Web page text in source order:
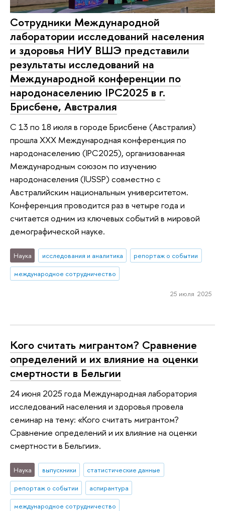
Сотрудники Международной
лаборатории исследований населения
и здоровья НИУ ВШЭ представили
результаты исследований на
Международной конференции по
народонаселению IPC2025 в г.
Брисбене, Австралия
С 13 по 18 июля в городе Брисбене (Австралия)
прошла XXX Международная конференция по
народонаселению (IPC2025), организованная
Международным союзом по изучению
народонаселения (IUSSP) совместно с
Австралийским национальным университетом.
Конференция проводится раз в четыре года и
считается одним из ключевых событий в мировой
демографической науке.
Наука исследования и аналитика
репортаж о событии
международное сотрудничество
25 июля 2025
Кого считать мигрантом? Сравнение
определений и их влияние на оценки
смертности в Бельгии
24 июня 2025 года Международная лаборатория
исследований населения и здоровья провела
семинар на тему: «Кого считать мигрантом?
Сравнение определений и их влияние на оценки
смертности в Бельгии».
Наука выпускники
статистические данные
репортаж о событии
аспирантура
международное сотрудничество